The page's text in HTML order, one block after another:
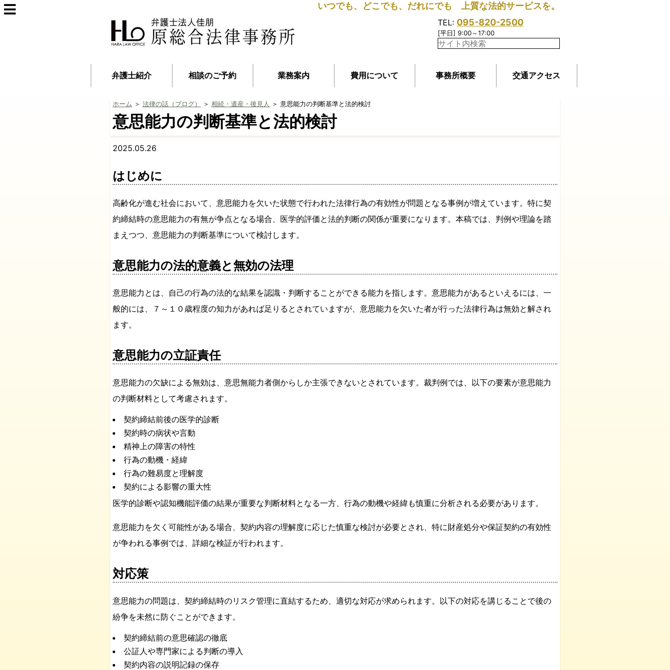
いつでも、どこでも、だれにでも 上質な法的サービスを。
TEL: 095-820-2500
[平日] 9:00～17:00
弁護士紹介 相談のご予約 業務案内 費用について 事務所概要 交通アクセス
ホーム ＞ 法律の話（ブログ） ＞ 相続・遺産・後見人 ＞ 意思能力の判断基準と法的検討
意思能力の判断基準と法的検討
2025.05.26
はじめに
高齢化が進む社会において、意思能力を欠いた状態で行われた法律行為の有効性が問題となる事例が増えています。特に契
約締結時の意思能力の有無が争点となる場合、医学的評価と法的判断の関係が重要になります。本稿では、判例や理論を踏
まえつつ、意思能力の判断基準について検討します。
意思能力の法的意義と無効の法理
意思能力とは、自己の行為の法的な結果を認識・判断することができる能力を指します。意思能力があるといえるには、一
般的には、７～１０歳程度の知力があれば足りるとされていますが、意思能力を欠いた者が行った法律行為は無効と解され
ます。
意思能力の立証責任
意思能力の欠缺による無効は、意思無能力者側からしか主張できないとされています。裁判例では、以下の要素が意思能力
の判断材料として考慮されます。
契約締結前後の医学的診断
契約時の病状や言動
精神上の障害の特性
行為の動機・経緯
行為の難易度と理解度
契約による影響の重大性
医学的診断や認知機能評価の結果が重要な判断材料となる一方、行為の動機や経緯も慎重に分析される必要があります。
意思能力を欠く可能性がある場合、契約内容の理解度に応じた慎重な検討が必要とされ、特に財産処分や保証契約の有効性
が争われる事例では、詳細な検証が行われます。
対応策
意思能力の問題は、契約締結時のリスク管理に直結するため、適切な対応が求められます。以下の対応を講じることで後の
紛争を未然に防ぐことができます。
契約締結前の意思確認の徹底
公証人や専門家による判断の導入
契約内容の説明記録の保存